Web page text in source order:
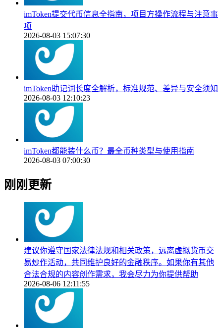
imToken提交代币信息全指南，项目方操作流程与注意事
项
2026-08-03 15:07:30
imToken助记词长度全解析，标准规范、差异与安全须知
2026-08-03 12:10:23
imToken都能装什么币？最全币种类型与使用指南
2026-08-03 07:00:30
刚刚更新
建议你遵守国家法律法规和相关政策，远离虚拟货币交
易炒作活动，共同维护良好的金融秩序。如果你有其他
合法合规的内容创作需求，我会尽力为你提供帮助
2026-08-06 12:11:55